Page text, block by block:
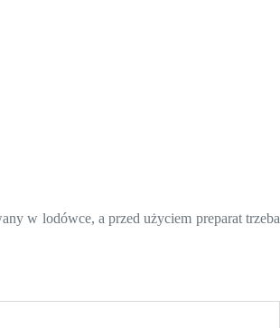
w lodówce, a przed użyciem preparat trzeba